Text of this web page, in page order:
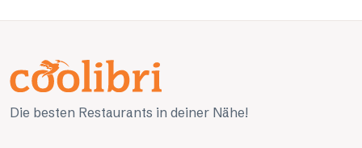
Die besten Restaurants in deiner Nähe!